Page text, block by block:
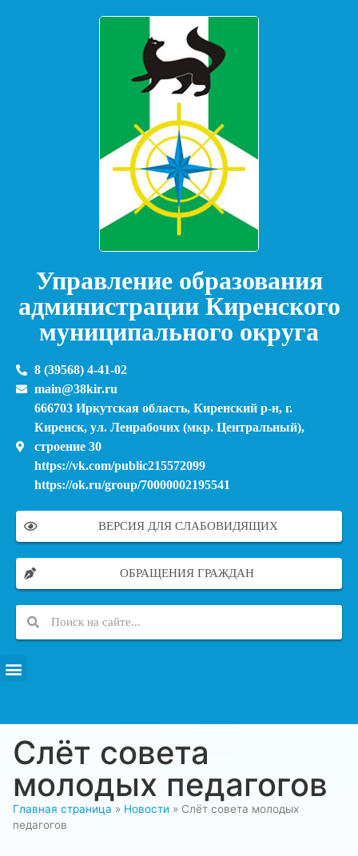
Управление образования
администрации Киренского
муниципального округа
8 (39568) 4-41-02
main@38kir.ru
666703 Иркутская область, Киренский р-н, г.
Киренск, ул. Ленрабочих (мкр. Центральный),
строение 30
https://vk.com/public215572099
https://ok.ru/group/70000002195541
ВЕРСИЯ ДЛЯ СЛАБОВИДЯЩИХ
ОБРАЩЕНИЯ ГРАЖДАН
Слёт совета
молодых педагогов
Главная страница » Новости » Слёт совета молодых
педагогов